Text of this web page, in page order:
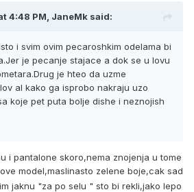
4:48 PM, JaneMk said:
i svim ovim pecaroshkim odelama bi
je pecanje stajace a dok se u lovu
je hteo da uzme
al kako ga isprobo nakraju uzo
koje pet puta bolje dishe i neznojish
i pantalone skoro,nema znojenja u tome
model,maslinasto zelene boje,cak sad
jaknu "za po selu " sto bi rekli,jako lepo